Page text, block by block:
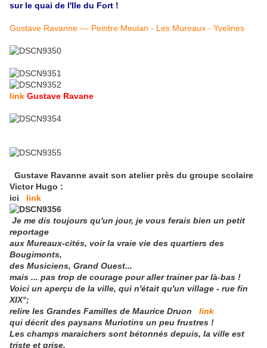
sur le quai de l'Ile du Fort !
Gustave Ravanne --- Peintre Meulan - Les Mureaux - Yvelines
link Gustave Ravane
Gustave Ravanne avait son atelier près du groupe scolaire
Victor Hugo :
ici link
Je me dis toujours qu'un jour, je vous ferais bien un petit
reportage
aux Mureaux-cités, voir la vraie vie des quartiers des
Bougimonts,
des Musiciens, Grand Ouest...
mais ... pas trop de courage pour aller trainer par là-bas !
Voici un aperçu de la ville, qui n'était qu'un village - rue fin
XIX°;
relire les Grandes Familles de Maurice Druon link
qui décrit des paysans Muriotins un peu frustres !
Les champs maraichers sont bétonnés depuis, la ville est
triste et grise,